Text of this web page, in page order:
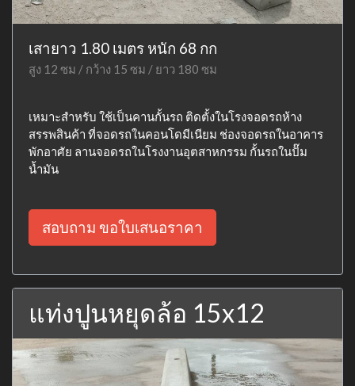
เสายาว 1.80 เมตร หนัก 68 กก
สูง 12 ซม / กว้าง 15 ซม / ยาว 180 ซม
เหมาะสำหรับ ใช้เป็นคานกั้นรถ ติดตั้งในโรงจอดรถห้าง
สรรพสินค้า ที่จอดรถในคอนโดมีเนียม ช่องจอดรถในอาคาร
พักอาศัย ลานจอดรถในโรงงานอุตสาหกรรม กั้นรถในปั๊ม
น้ำมัน
สอบถาม ขอใบเสนอราคา
แท่งปูนหยุดล้อ 15x12